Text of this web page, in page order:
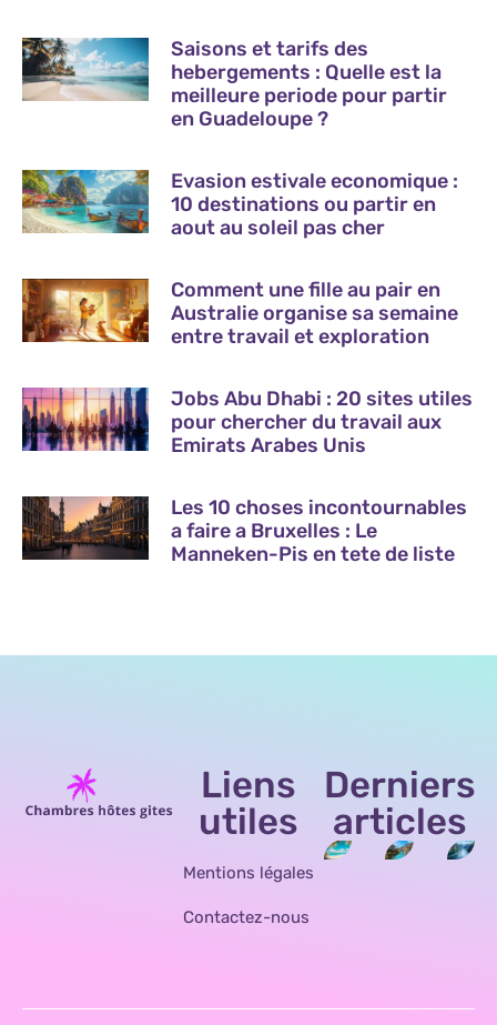
Saisons et tarifs des
hebergements : Quelle est la
meilleure periode pour partir
en Guadeloupe ?
Evasion estivale economique :
10 destinations ou partir en
aout au soleil pas cher
Comment une fille au pair en
Australie organise sa semaine
entre travail et exploration
Jobs Abu Dhabi : 20 sites utiles
pour chercher du travail aux
Emirats Arabes Unis
Les 10 choses incontournables
a faire a Bruxelles : Le
Manneken-Pis en tete de liste
Liens
utiles
Mentions légales
Contactez-nous
Derniers
articles